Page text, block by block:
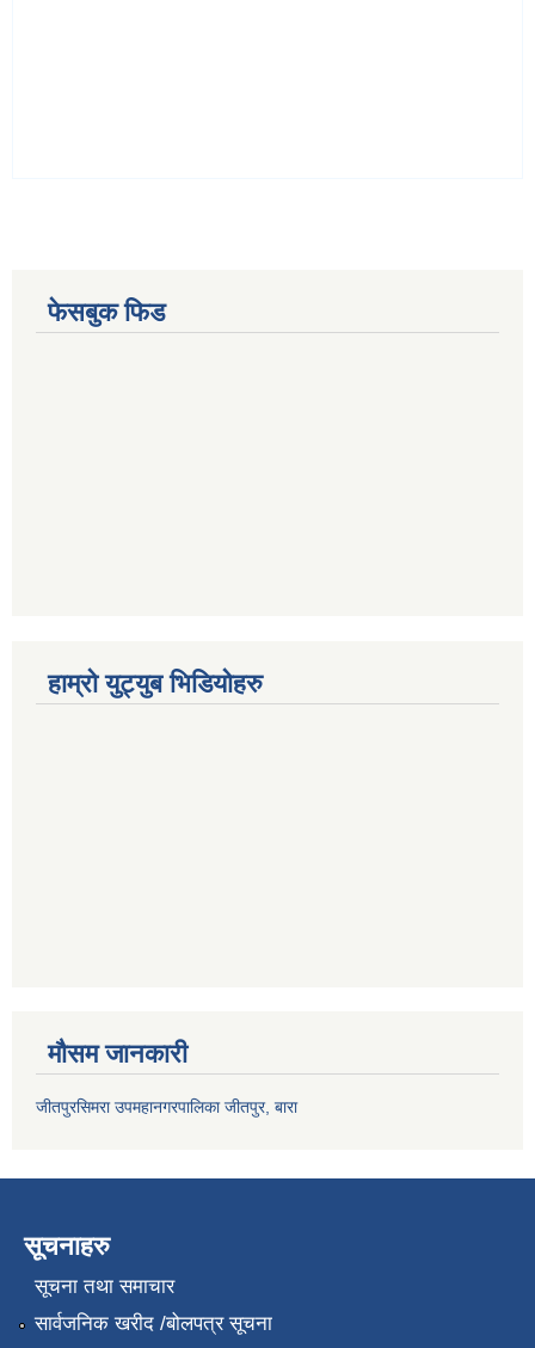
फेसबुक फिड
हाम्रो युट्युब भिडियोहरु
मौसम जानकारी
जीतपुरसिमरा उपमहानगरपालिका जीतपुर, बारा
सूचनाहरु
सूचना तथा समाचार
सार्वजनिक खरीद /बोलपत्र सूचना